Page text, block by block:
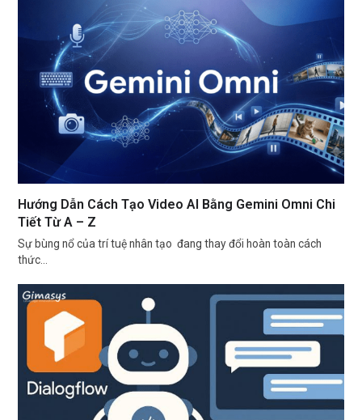
Hướng Dẫn Cách Tạo Video AI Bằng Gemini Omni Chi
Tiết Từ A – Z
Sự bùng nổ của trí tuệ nhân tạo đang thay đổi hoàn toàn cách
thức…